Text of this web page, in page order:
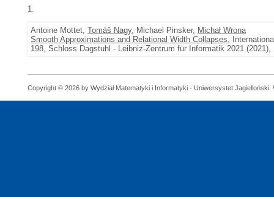
1.
Antoine Mottet, Tomáš Nagy, Michael Pinsker, Michał Wrona
Smooth Approximations and Relational Width Collapses,
198, Schloss Dagstuhl - Leibniz-Zentrum für Informatik 2021 (2021),
Copyright © 2026 by Wydział Matematyki i Informatyki - Uniwersystet